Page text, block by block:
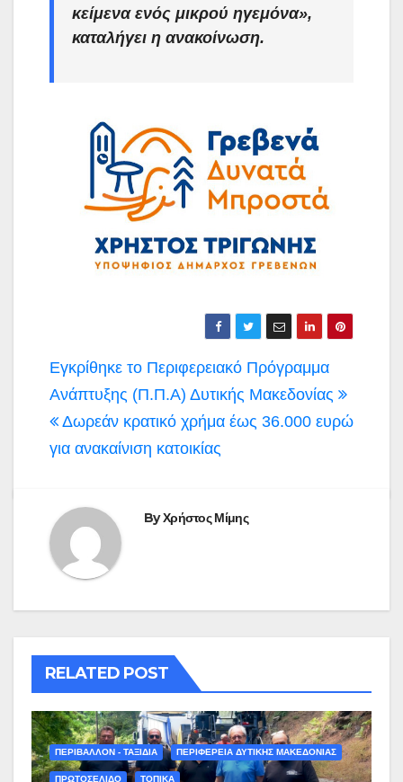
κείμενα ενός μικρού ηγεμόνα»,
καταλήγει η ανακοίνωση.
Πλοήγηση
άρθρων
Εγκρίθηκε το Περιφερειακό Πρόγραμμα
Ανάπτυξης (Π.Π.Α) Δυτικής Μακεδονίας
Δωρεάν κρατικό χρήμα έως 36.000 ευρώ
για ανακαίνιση κατοικίας
ByΧρήστος Μίμης
RELATED POST
ΠΕΡΙΒΑΛΛΟΝ - ΤΑΞΙΔΙΑ ΠΕΡΙΦΕΡΕΙΑ ΔΥΤΙΚΗΣ ΜΑΚΕΔΟΝΙΑΣ
ΠΡΩΤΟΣΕΛΙΔΟ ΤΟΠΙΚΑ